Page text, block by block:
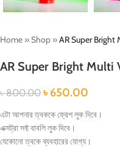
Home »Shop »AR Super Bright
AR Super Bright Multi
৳800.00 ৳650.00
এটা আপনার ত্বককে ফ্রেশ লুক দিবে।
এক্সট্রা সফ্ট বাবলি লুক দিবে।
যেকোনো ত্বকে ব্যবহারের যোগ্য।